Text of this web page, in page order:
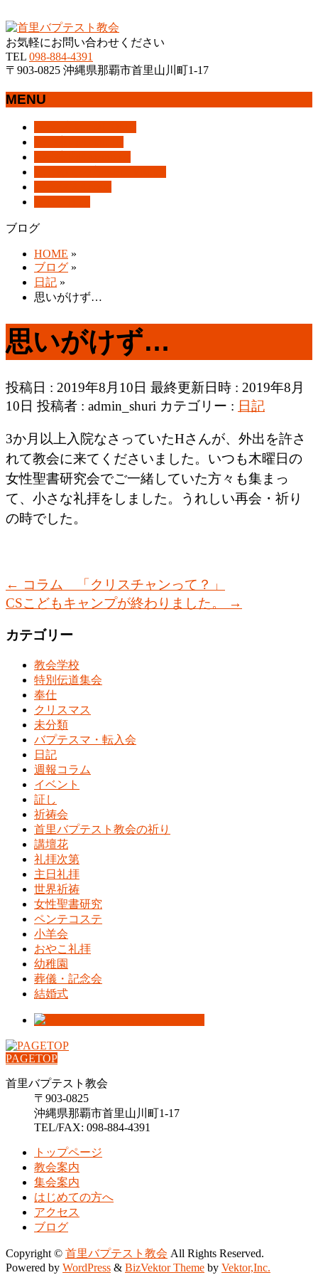
お気軽にお問い合わせください
TEL 098-884-4391
〒903-0825 沖縄県那覇市首里山川町1-17
MENU
す
ブログ
HOME »
ブログ »
日記 »
思いがけず…
思いがけず…
投稿日 : 2019年8月10日 最終更新日時 : 2019年8月
10日 投稿者 : admin_shuri カテゴリー : 日記
3か月以上入院なさっていたHさんが、外出を許さ
れて教会に来てくださいました。いつも木曜日の
女性聖書研究会でご一緒していた方々も集まっ
て、小さな礼拝をしました。うれしい再会・祈り
の時でした。
← コラム 「クリスチャンって？」
CSこどもキャンプが終わりました。
→
カテゴリー
教会学校
特別伝道集会
奉仕
クリスマス
未分類
バプテスマ・転入会
日記
週報コラム
イベント
証し
祈祷会
首里バプテスト教会の祈り
講壇花
礼拝次第
主日礼拝
世界祈祷
女性聖書研究
ペンテコステ
小羊会
おやこ礼拝
幼稚園
葬儀・記念会
結婚式
PAGETOP
首里バプテスト教会
〒903-0825
沖縄県那覇市首里山川町1-17
TEL/FAX: 098-884-4391
トップページ
教会案内
集会案内
はじめての方へ
アクセス
ブログ
Copyright © 首里バプテスト教会 All Rights Reserved.
Powered by WordPress & BizVektor Theme by Vektor,Inc.